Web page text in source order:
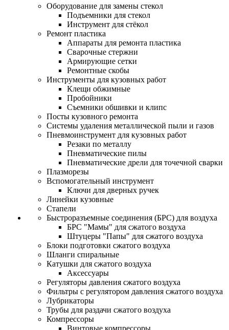
Оборудование для замены стекол
Подъемники для стекол
Инструмент для стёкол
Ремонт пластика
Аппараты для ремонта пластика
Сварочные стержни
Армирующие сетки
Ремонтные скобы
Инструменты для кузовных работ
Клещи обжимные
Пробойники
Съемники обшивки и клипс
Посты кузовного ремонта
Системы удаления металлической пыли и газов
Пневмоинструмент для кузовных работ
Резаки по металлу
Пневматические пилы
Пневматические дрели для точечной сварки
Плазморезы
Вспомогательный инструмент
Ключи для дверных ручек
Линейки кузовные
Стапели
Быстроразъемные соединения (БРС) для воздуха
БРС "Мамы" для сжатого воздуха
Штуцеры "Папы" для сжатого воздуха
Блоки подготовки сжатого воздуха
Шланги спиральные
Катушки для сжатого воздуха
Аксессуары
Регуляторы давления сжатого воздуха
Фильтры с регулятором давления сжатого воздуха
Лубрикаторы
Трубы для раздачи сжатого воздуха
Компрессоры